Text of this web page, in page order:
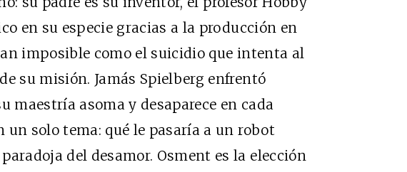
en su especie gracias a la producción en
imposible como el suicidio que intenta al
su misión. Jamás Spielberg enfrentó
maestría asoma y desaparece en cada
un solo tema: qué le pasaría a un robot
del desamor. Osment es la elección